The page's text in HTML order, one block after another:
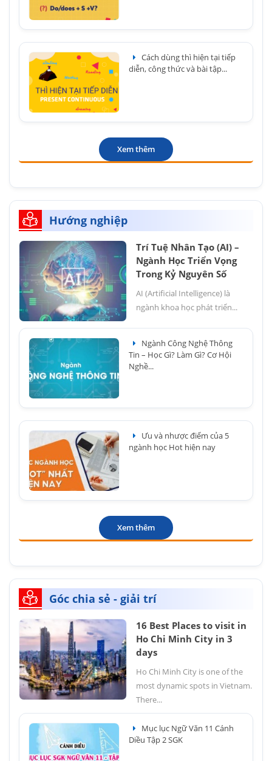
Cách dùng thì hiện tại tiếp
diễn, công thức và bài tập...
Xem thêm
Hướng nghiệp
Trí Tuệ Nhân Tạo (AI) –
Ngành Học Triển Vọng
Trong Kỷ Nguyên Số
AI (Artificial Intelligence) là
ngành khoa học phát triển...
Ngành Công Nghệ Thông
Tin – Học Gì? Làm Gì? Cơ Hội
Nghề...
Ưu và nhược điểm của 5
ngành học Hot hiện nay
Xem thêm
Góc chia sẻ - giải trí
16 Best Places to visit in
Ho Chi Minh City in 3
days
Ho Chi Minh City is one of the
most dynamic spots in Vietnam.
There...
Mục lục Ngữ Văn 11 Cánh
Diều Tập 2 SGK